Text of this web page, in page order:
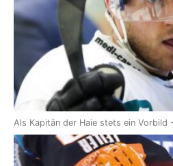
Als Kapitän der Haie stets ein Vorbild